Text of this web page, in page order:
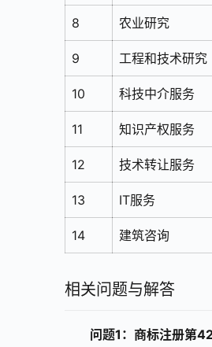
8 农业研究
9 工程和技术研究
10 科技中介服务
11 知识产权服务
12 技术转让服务
13 IT服务
14 建筑咨询
相关问题与解答
问题1：商标注册第